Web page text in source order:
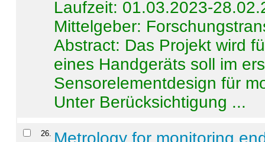
Laufzeit: 01.03.2023-
Mittelgeber:
Abstract: Das Projekt wird
eines Handgeräts soll im
Sensorelementdesign für
Unter Berücksichtigung ...
26. Metrology for monitoring